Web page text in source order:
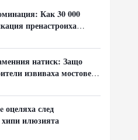
Как 30 000
пренастроиха
хищник
натиск: Защо
извиваха мостовете
оцеляха след
хипи илюзията